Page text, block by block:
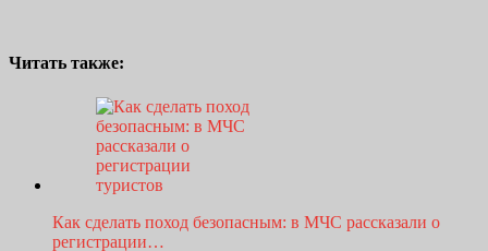
Читать также:
Как сделать поход безопасным: в МЧС рассказали о
регистрации…